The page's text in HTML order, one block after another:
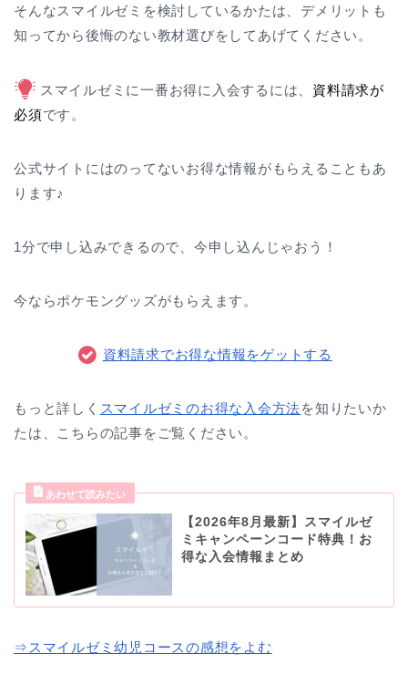
そんなスマイルゼミを検討しているかたは、デメリットも
知ってから後悔のない教材選びをしてあげてください。
スマイルゼミに一番お得に入会するには、 資料請求が
必須です。
公式サイトにはのってないお得な情報がもらえることもあ
ります♪
1分で申し込みできるので、今申し込んじゃおう！
今ならポケモングッズがもらえます。
資料請求でお得な情報をゲットする
もっと詳しく スマイルゼミのお得な入会方法を知りたいか
たは、こちらの記事をご覧ください。
【2026年8月最新】スマイルゼ
ミキャンペーンコード特典！お
得な入会情報まとめ
⇒スマイルゼミ幼児コースの感想をよむ